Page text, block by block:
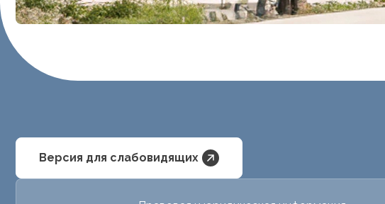
Версия для слабовидящих